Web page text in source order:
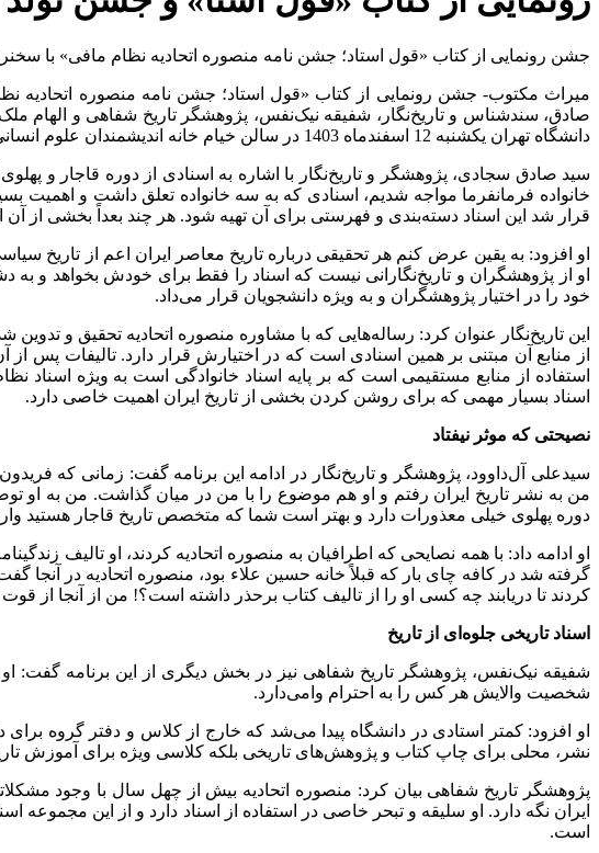
جشن رونمایی از کتاب «قول استاد؛ جشن نامه منصوره اتحادیه نظام مافی» با
میراث مکتوب- جشن رونمایی از کتاب «قول استاد؛ جشن نامه منصوره اتحادیه
صادق، سندشناس و تاریخ‌نگار، شفیقه نیک‌نفس، پژوهشگر تاریخ شفاهی و الهام
دانشگاه تهران یکشنبه 12 اسفندماه 1403 در سالن خیام خانه اندیشمندان علوم انسانی و مطالعات فرهنگی با حضور چهره‌های دانشگاهی و فرهنگی برگزار شد.
خانواده فرمانفرما مواجه شدیم، اسنادی که به سه خانواده تعلق داشت و اهمیت
قرار شد این اسناد دسته‌بندی و فهرستی برای آن تهیه شود. هر چند بعداً بخشی از آن
او افزود: به یقین عرض کنم هر تحقیقی درباره تاریخ معاصر ایران اعم از تاریخ
او از پژوهشگران و تاریخ‌نگارانی نیست که اسناد را فقط برای خودش بخواهد و به
خود را در اختیار پژوهشگران و به ویژه دانشجویان قرار می‌داد.
این تاریخ‌نگار عنوان کرد: رساله‌هایی که با مشاوره منصوره اتحادیه تحقیق و
از منابع آن مبتنی بر همین اسنادی است که در اختیارش قرار دارد. تالیفات پس
استفاده از منابع مستقیمی است که بر پایه اسناد خانوادگی است به ویژه
اسناد بسیار مهمی که برای روشن کردن بخشی از تاریخ ایران اهمیت خاصی دارد.
نصیحتی که موثر نیفتاد
سیدعلی آل‌داوود، پژوهشگر و تاریخ‌نگار در ادامه این برنامه گفت: زمانی که
من به نشر تاریخ ایران رفتم و او هم موضوع را با من در میان گذاشت. من به او
دوره پهلوی خیلی معذورات دارد و بهتر است شما که متخصص تاریخ قاجار هستید
او ادامه داد: با همه نصایحی که اطرافیان به منصوره اتحادیه کردند، او تالیف
گرفته شد در کافه چای بار که قبلاً خانه حسین علاء بود، منصوره اتحادیه در
کردند تا دریابند چه کسی او را از تالیف کتاب برحذر داشته است؟! من از آنجا از
اسناد تاریخی جلوه‌ای از تاریخ
شفیقه نیک‌نفس، پژوهشگر تاریخ شفاهی نیز در بخش دیگری از این برنامه گفت: او
شخصیت والایش هر کس را به احترام وامی‌دارد.
او افزود: کمتر استادی در دانشگاه پیدا می‌شد که خارج از کلاس و دفتر گروه برای
نشر، محلی برای چاپ کتاب و پژوهش‌های تاریخی بلکه کلاسی ویژه برای آموزش
پژوهشگر تاریخ شفاهی بیان کرد: منصوره اتحادیه بیش از چهل سال با وجود
ایران نگه دارد. او سلیقه و تبحر خاصی در استفاده از اسناد دارد و از این
است.